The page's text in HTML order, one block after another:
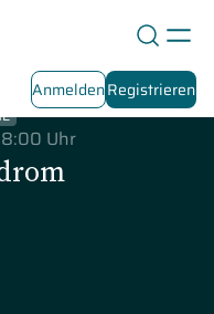
AnmeldenRegistrieren
Uhr